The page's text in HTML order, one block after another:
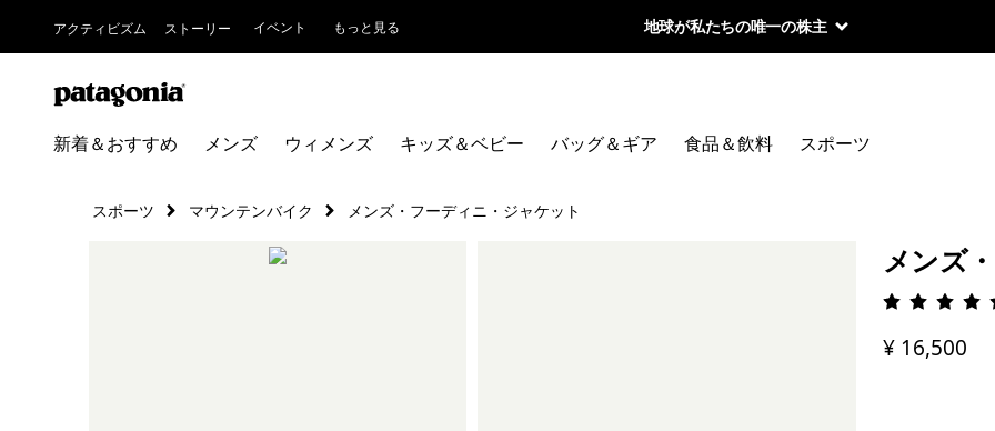
アクティビズム ストーリー イベント もっと見る 地球が私たちの唯一の株主
新着＆おすすめ メンズ ウィメンズ キッズ＆ベビー バッグ＆ギア 食品＆飲料 スポーツ
スポーツ マウンテンバイク メンズ・フーディニ・ジャケット
メンズ
評価:
¥ 16,500